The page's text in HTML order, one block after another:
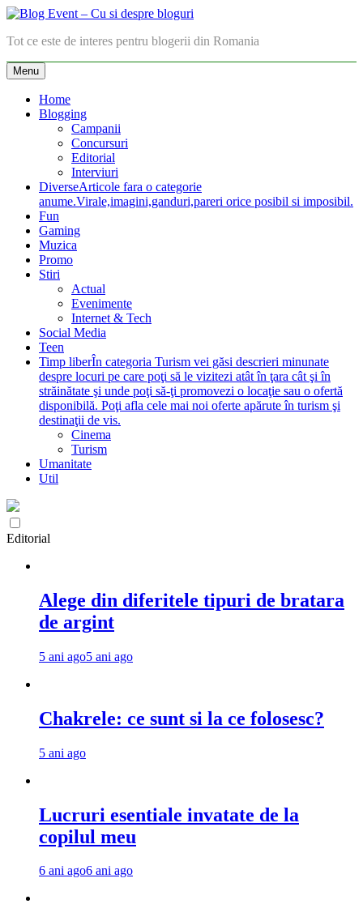
Skip
content
Blog Event – Cu si despre bloguri
Tot ce este de interes pentru blogerii din Romania
Menu
Home
Blogging
Campanii
Concursuri
Editorial
Interviuri
DiverseArticole fara o categorie
anume.Virale,imagini,ganduri,pareri orice posibil si imposibil.
Fun
Gaming
Muzica
Promo
Stiri
Actual
Evenimente
Internet & Tech
Social Media
Teen
Timp liberÎn categoria Turism vei găsi descrieri minunate
despre locuri pe care poţi să le vizitezi atât în ţara cât şi în
străinătate şi unde poţi să-ţi promovezi o locaţie sau o ofertă
disponibilă. Poţi afla cele mai noi oferte apărute în turism şi
destinaţii de vis.
Cinema
Turism
Umanitate
Util
Editorial
Alege din diferitele tipuri de bratara
de argint
5 ani ago5 ani ago
Chakrele: ce sunt si la ce folosesc?
5 ani ago
Lucruri esentiale invatate de la
copilul meu
6 ani ago6 ani ago